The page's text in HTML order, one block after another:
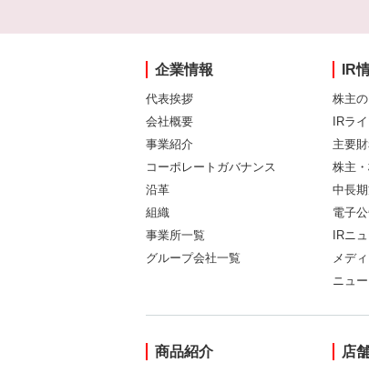
企業情報
代表挨拶
会社概要
事業紹介
コーポレートガバナンス
沿革
組織
事業所一覧
グループ会社一覧
IR
株主
IRラ
主要
株主
中長
電子
IRニ
メデ
ニュ
商品紹介 店